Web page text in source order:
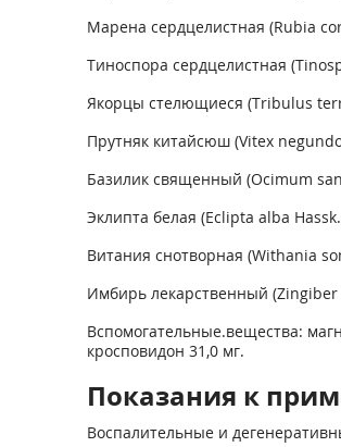
Марена сердцелистная (Rubia
Тиноспора сердцелистная
Якорцы стелющиеся (Tribulus
Прутняк китайсюш (Vitex
Базилик священный (Оcimum
Эклипта белая (Eclipta alba
Витания снотворная (Withania
Имбирь лекарственный
Вспомогательные.вещества:
кросповидон 31,0 мг.
Показания к
Воспалительные и